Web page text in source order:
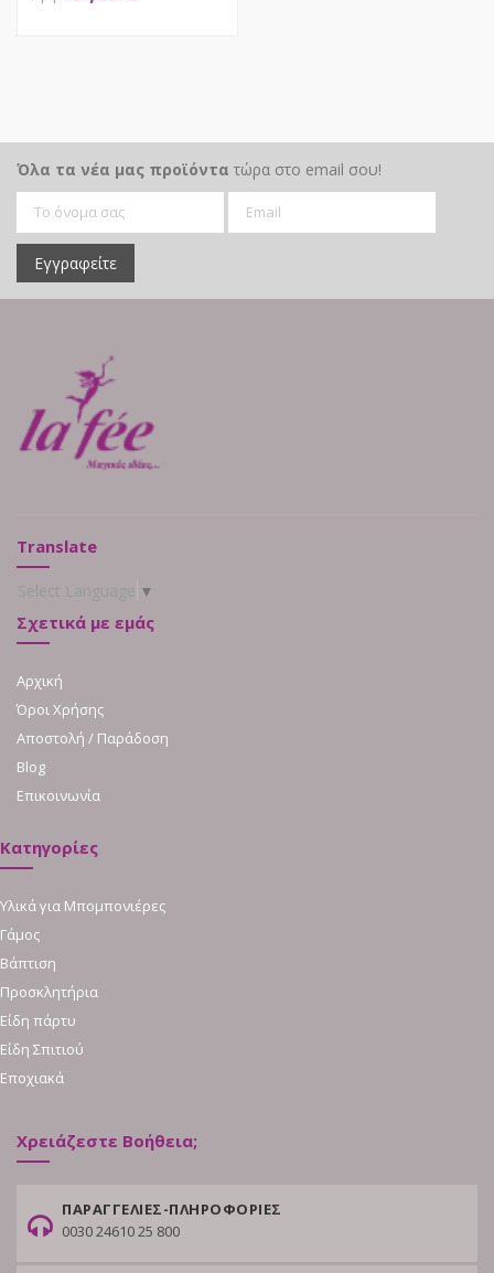
Όλα τα νέα μας προϊόντα τώρα στο email σου!
Εγγραφείτε
Translate
▼
Σχετικά με εμάς
Αρχική
Όροι Χρήσης
Αποστολή / Παράδοση
Blog
Επικοινωνία
Κατηγορίες
Υλικά για Μπομπονιέρες
Γάμος
Βάπτιση
Προσκλητήρια
Είδη πάρτυ
Είδη Σπιτιού
Εποχιακά
Χρειάζεστε Βοήθεια;
ΠΑΡΑΓΓΕΛΙΕΣ-ΠΛΗΡΟΦΟΡΙΕΣ
0030 24610 25 800